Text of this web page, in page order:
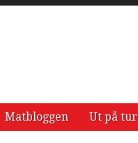
Matbloggen Ut på tur